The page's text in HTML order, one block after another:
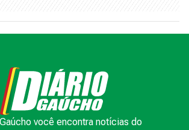
você encontra notícias do